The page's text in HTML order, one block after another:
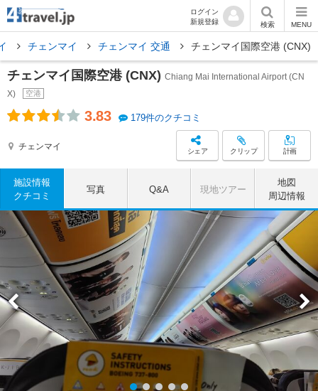
ログイン
新規登録
検索 MENU
チェンマイ チェンマイ 交通 チェンマイ国際空港 (CNX)
チェンマイ国際空港 (CNX) Chiang Mai International Airport (CN
X)
空港
3.83 179件のクチコミ
チェンマイ シェア クリップ 計画
施設情報
クチコミ
写真 Q&A 現地ツアー
地図
周辺情報